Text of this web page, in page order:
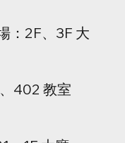
：2F、3F 大
402 教室